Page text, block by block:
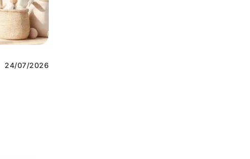
24/07/2026